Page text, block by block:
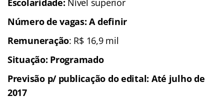
Escolaridade: Nível superior
Número de vagas: A definir
Remuneração: R$ 16,9 mil
Situação: Programado
Previsão p/ publicação do edital: Até julho de
2017